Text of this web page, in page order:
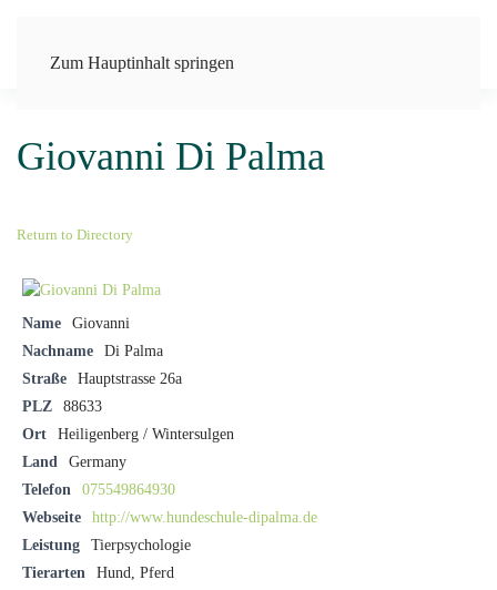
Zum Hauptinhalt springen
Giovanni Di Palma
Return to Directory
Name
Giovanni
Nachname
Di Palma
Straße
Hauptstrasse 26a
PLZ
88633
Ort
Heiligenberg / Wintersulgen
Land
Germany
Telefon
075549864930
Webseite
http://www.hundeschule-dipalma.de
Leistung
Tierpsychologie
Tierarten
Hund, Pferd